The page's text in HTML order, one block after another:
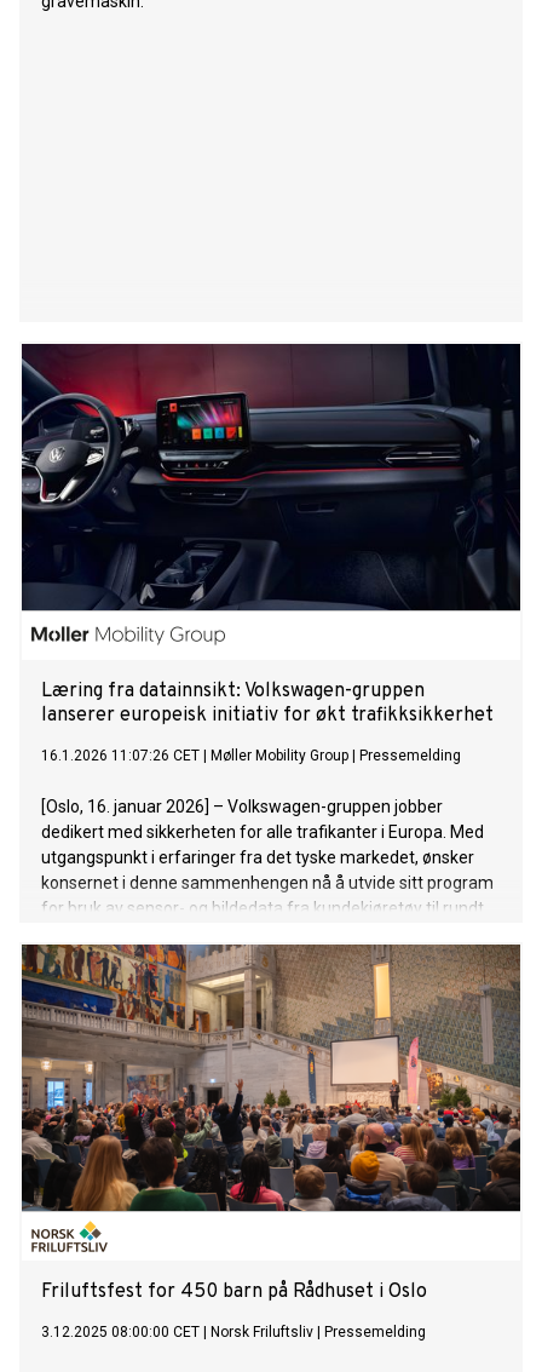
Læring fra datainnsikt: Volkswagen-gruppen
lanserer europeisk initiativ for økt trafikksikkerhet
16.1.2026 11:07:26 CET Møller Mobility Group Pressemelding
[Oslo, 16. januar 2026] – Volkswagen-gruppen jobber
dedikert med sikkerheten for alle trafikanter i Europa. Med
utgangspunkt i erfaringer fra det tyske markedet, ønsker
konsernet i denne sammenhengen nå å utvide sitt program
for bruk av sensor- og bildedata fra kundekjøretøy til rundt
kontinuerlig videreutvikle førerassistentsystemer og
automatiserte kjørefunksjoner ved hjelp av data fra reelle
trafikksituasjoner, slik at kunder deretter kan dra nytte av
disse forbedringene gjennom programvareoppdateringer
for sine kjøretøy.
Friluftsfest for 450 barn på Rådhuset i Oslo
3.12.2025 08:00:00 CET Norsk Friluftsliv Pressemelding